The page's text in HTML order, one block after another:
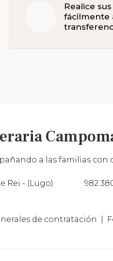
Realice
fácilmente
a las familias con
Rei - (Lugo) 982
de contratación